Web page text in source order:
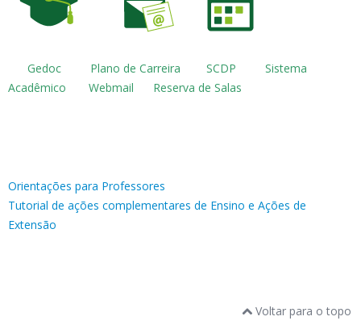
Gedoc Plano de Carreira SCDP Sistema
Acadêmico Webmail Reserva de Salas
Orientações para Professores
Tutorial de ações complementares de Ensino e Ações de
Extensão
Voltar para o topo